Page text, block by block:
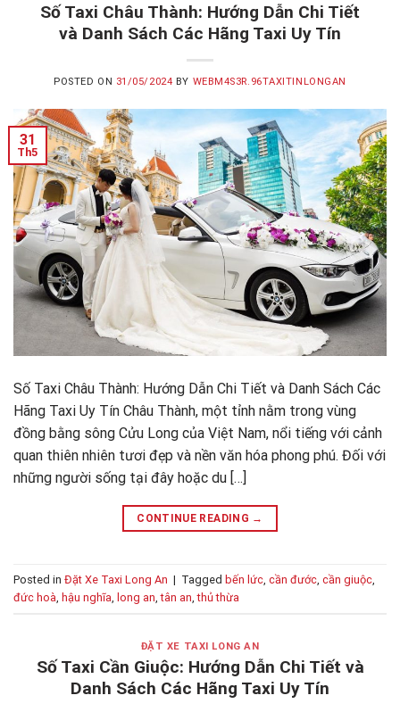
Số Taxi Châu Thành: Hướng Dẫn Chi Tiết
và Danh Sách Các Hãng Taxi Uy Tín
POSTED ON 31/05/2024 BY WEBM4S3R.96TAXITINLONGAN
31
Th5
Số Taxi Châu Thành: Hướng Dẫn Chi Tiết và Danh Sách Các
Hãng Taxi Uy Tín Châu Thành, một tỉnh nằm trong vùng
đồng bằng sông Cửu Long của Việt Nam, nổi tiếng với cảnh
quan thiên nhiên tươi đẹp và nền văn hóa phong phú. Đối với
những người sống tại đây hoặc du […]
CONTINUE READING →
Posted in Đặt Xe Taxi Long An | Tagged bến lức cần đước cần giuộc
đức hoà hậu nghĩa long an ,tân an ,thủ thừa
ĐẶT XE TAXI LONG AN
Số Taxi Cần Giuộc: Hướng Dẫn Chi Tiết và
Danh Sách Các Hãng Taxi Uy Tín